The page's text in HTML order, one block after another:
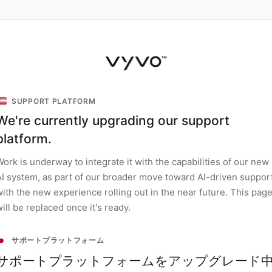
SUPPORT PLATFORM
currently upgrading our support
is underway to integrate it with the capabilities of our new
system, as part of our broader move toward AI-driven
the new experience rolling out in the near future. This page
be replaced once it's ready.
サポートプラットフォーム
ポートプラットフォームをアップグレード中